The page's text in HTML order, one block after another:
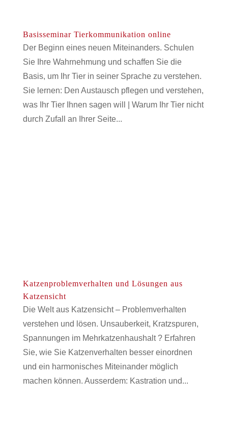
Basisseminar Tierkommunikation online
Der Beginn eines neuen Miteinanders. Schulen
Sie Ihre Wahrnehmung und schaffen Sie die
Basis, um Ihr Tier in seiner Sprache zu verstehen.
Sie lernen: Den Austausch pflegen und verstehen,
was Ihr Tier Ihnen sagen will | Warum Ihr Tier nicht
durch Zufall an Ihrer Seite...
Katzenproblemverhalten und Lösungen aus
Katzensicht
Die Welt aus Katzensicht – Problemverhalten
verstehen und lösen. Unsauberkeit, Kratzspuren,
Spannungen im Mehrkatzenhaushalt ? Erfahren
Sie, wie Sie Katzenverhalten besser einordnen
und ein harmonisches Miteinander möglich
machen können. Ausserdem: Kastration und...